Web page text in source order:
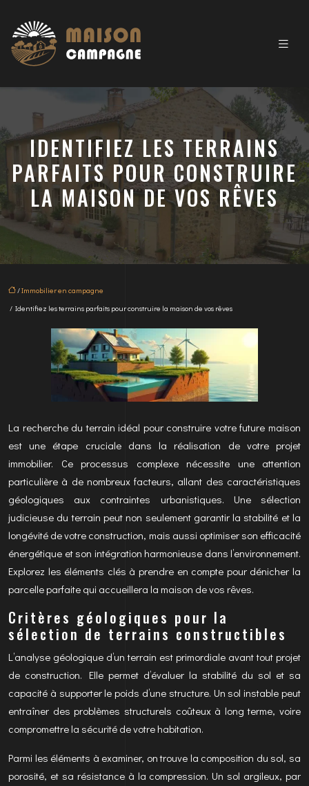
IDENTIFIEZ LES TERRAINS
PARFAITS POUR CONSTRUIRE
LA MAISON DE VOS RÊVES
/Immobilier en campagne
/ Identifiez les terrains parfaits pour construire la maison de vos rêves
La recherche du terrain idéal pour construire votre future maison
est une étape cruciale dans la réalisation de votre projet
immobilier. Ce processus complexe nécessite une attention
particulière à de nombreux facteurs, allant des caractéristiques
géologiques aux contraintes urbanistiques. Une sélection
judicieuse du terrain peut non seulement garantir la stabilité et la
longévité de votre construction, mais aussi optimiser son efficacité
énergétique et son intégration harmonieuse dans l’environnement.
Explorez les éléments clés à prendre en compte pour dénicher la
parcelle parfaite qui accueillera la maison de vos rêves.
Critères géologiques pour la
sélection de terrains constructibles
L’analyse géologique d’un terrain est primordiale avant tout projet
de construction. Elle permet d’évaluer la stabilité du sol et sa
capacité à supporter le poids d’une structure. Un sol instable peut
entraîner des problèmes structurels coûteux à long terme, voire
compromettre la sécurité de votre habitation.
Parmi les éléments à examiner, on trouve la composition du sol, sa
porosité, et sa résistance à la compression. Un sol argileux, par